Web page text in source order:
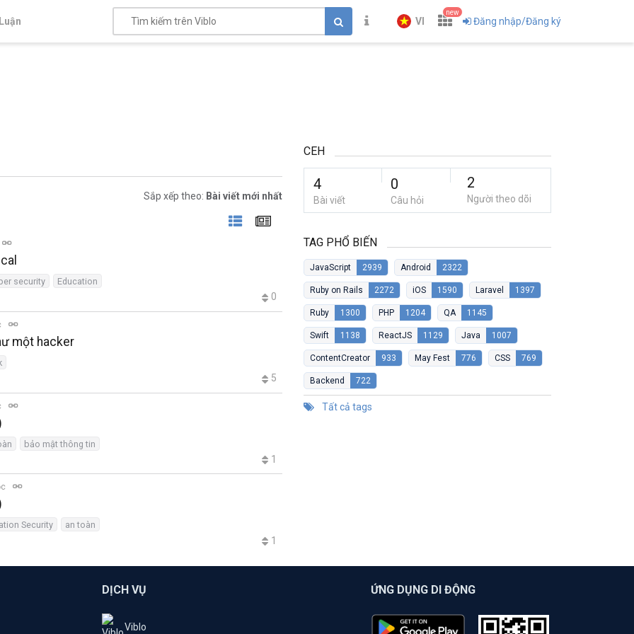
VI
new
Đăng nhập/Đăng ký
Sắp xếp theo: Bài viết mới nhất
security Education
0
một hacker
5
bảo mật thông tin
1
Security an toàn
1
CEH
4
Bài viết
0
Câu hỏi
2
Người theo dõi
TAG PHỔ BIẾN
JavaScript 2939 Android 2322
Ruby on Rails 2272 iOS 1590 Laravel 1397
Ruby 1300 PHP 1204 QA 1145
Swift 1138 ReactJS 1129 Java 1007
ContentCreator 933 May Fest 776 CSS 769
Backend 722
Tất cả tags
DỊCH VỤ
Viblo
ỨNG DỤNG DI ĐỘNG